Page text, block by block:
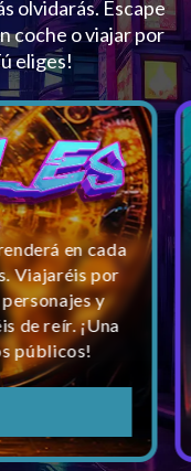
olvidarás. Escape
coche o viajar por
eliges!
en cada
Viajaréis por
y
de reír. ¡Una
públicos!